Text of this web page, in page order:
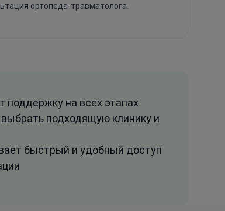
ортопеда-травматолога.
поддержку на всех этапах
подходящую клинику и
быстрый и удобный доступ